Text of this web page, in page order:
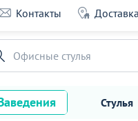
Контакты Доставка
Офисные стулья
Стулья
Алекс, лофт
оценка